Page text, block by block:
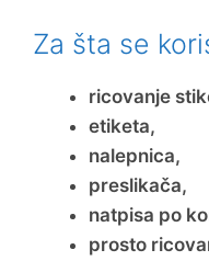
Za šta se
ricovanje
etiketa,
nalepnica,
preslikača,
natpisa po
prosto